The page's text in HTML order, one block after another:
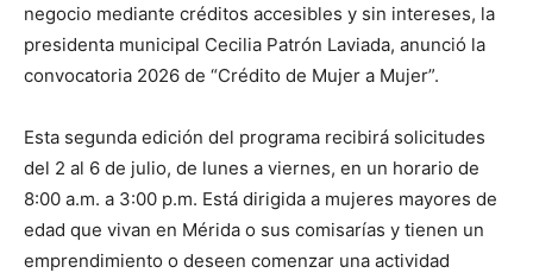
negocio mediante créditos accesibles y sin intereses, la
presidenta municipal Cecilia Patrón Laviada, anunció la
convocatoria 2026 de “Crédito de Mujer a Mujer”.
Esta segunda edición del programa recibirá solicitudes
del 2 al 6 de julio, de lunes a viernes, en un horario de
8:00 a.m. a 3:00 p.m. Está dirigida a mujeres mayores de
edad que vivan en Mérida o sus comisarías y tienen un
emprendimiento o deseen comenzar una actividad